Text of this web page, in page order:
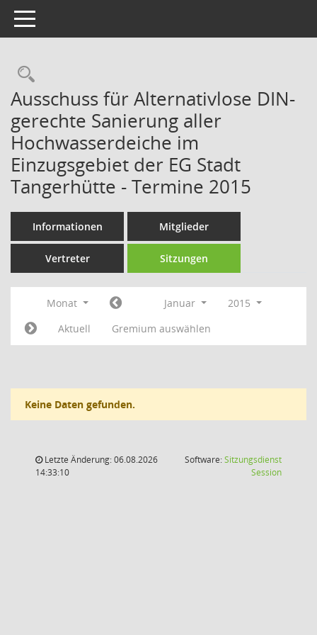
Toggle navigation
Rechercheauswahl
Ausschuss für Alternativlose DIN-
gerechte Sanierung aller
Hochwasserdeiche im
Einzugsgebiet der EG Stadt
Tangerhütte - Termine 2015
Informationen Mitglieder
Vertreter Sitzungen
Monat Januar
2015
Aktuell
Gremium auswählen
Keine Daten gefunden.
Letzte Änderung: 06.08.2026
14:33:10
Software:Sitzungsdienst
Session(Wird in